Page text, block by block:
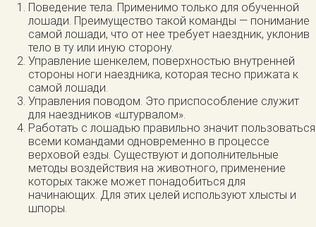
Поведение тела. Применимо только для обученной
лошади. Преимущество такой команды — понимание
самой лошади, что от нее требует наездник, уклонив
тело в ту или иную сторону.
Управление шенкелем, поверхностью внутренней
стороны ноги наездника, которая тесно прижата к
самой лошади.
Управления поводом. Это приспособление служит
для наездников «штурвалом».
Работать с лошадью правильно значит пользоваться
всеми командами одновременно в процессе
верховой езды. Существуют и дополнительные
методы воздействия на животного, применение
которых также может понадобиться для
начинающих. Для этих целей используют хлысты и
шпоры.